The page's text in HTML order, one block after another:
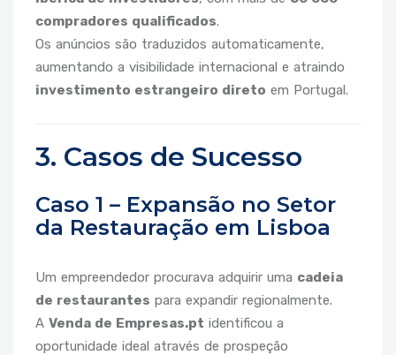
compradores qualificados.
Os anúncios são traduzidos automaticamente,
aumentando a visibilidade internacional e atraindo
investimento estrangeiro direto em Portugal.
3. Casos de Sucesso
Caso 1 – Expansão no Setor
da Restauração em Lisboa
Um empreendedor procurava adquirir uma cadeia
de restaurantes para expandir regionalmente.
A Venda de Empresas.pt identificou a
oportunidade ideal através de prospeção